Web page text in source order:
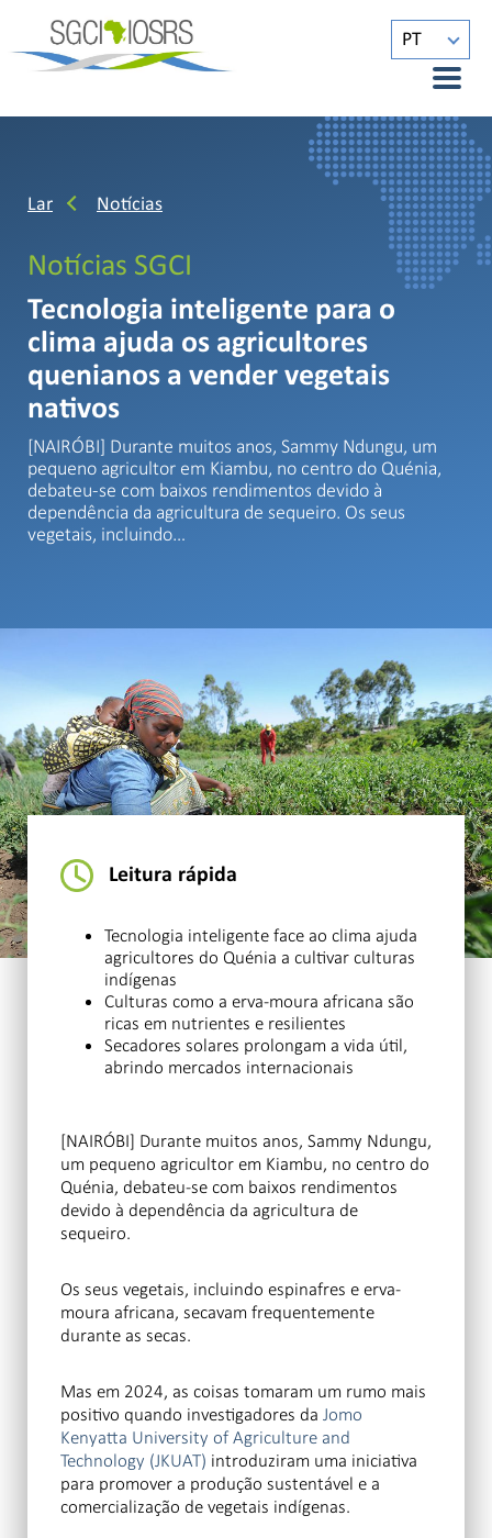
PT
Lar Notícias
Notícias SGCI
Tecnologia inteligente para o
clima ajuda os agricultores
quenianos a vender vegetais
nativos
[NAIRÓBI] Durante muitos anos, Sammy Ndungu, um
pequeno agricultor em Kiambu, no centro do Quénia,
debateu-se com baixos rendimentos devido à
dependência da agricultura de sequeiro. Os seus
vegetais, incluindo…
Leitura rápida
Tecnologia inteligente face ao clima ajuda
agricultores do Quénia a cultivar culturas
indígenas
Culturas como a erva-moura africana são
ricas em nutrientes e resilientes
Secadores solares prolongam a vida útil,
abrindo mercados internacionais
[NAIRÓBI] Durante muitos anos, Sammy Ndungu,
um pequeno agricultor em Kiambu, no centro do
Quénia, debateu-se com baixos rendimentos
devido à dependência da agricultura de
sequeiro.
Os seus vegetais, incluindo espinafres e erva-
moura africana, secavam frequentemente
durante as secas.
Mas em 2024, as coisas tomaram um rumo mais
positivo quando investigadores da Jomo
Kenyatta University of Agriculture and
Technology (JKUAT) introduziram uma iniciativa
para promover a produção sustentável e a
comercialização de vegetais indígenas.